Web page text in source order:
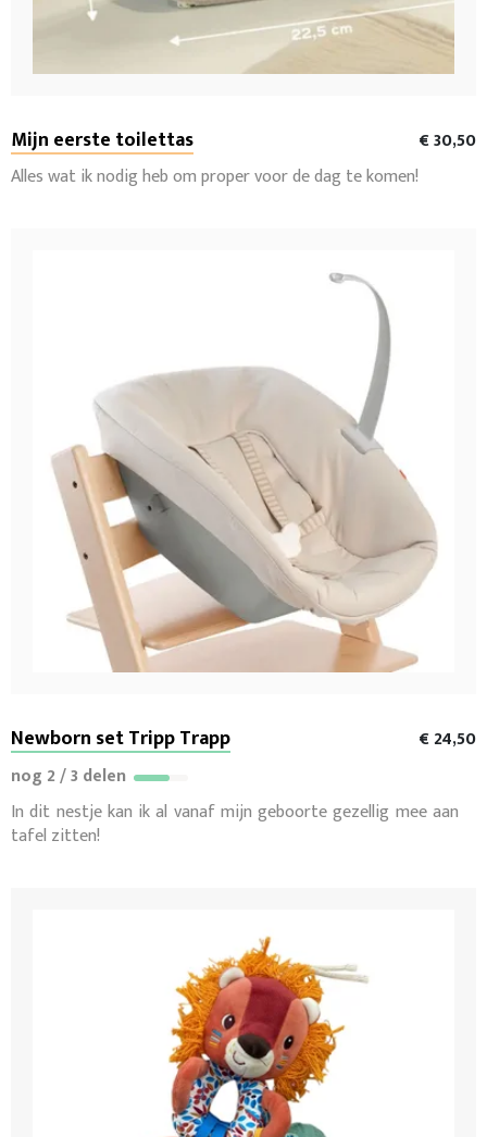
Mijn eerste toilettas
€ 30,50
Alles wat ik nodig heb om proper voor de dag te komen!
Newborn set Tripp Trapp
€ 24,50
nog 2 / 3 delen
In dit nestje kan ik al vanaf mijn geboorte gezellig mee aan
tafel zitten!